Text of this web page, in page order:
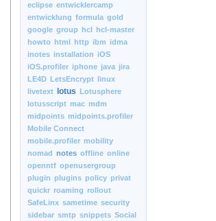
eclipse entwicklercamp
entwicklung formula gold
google group hcl hcl-master
howto html http ibm idma
inotes installation iOS
iOS.profiler iphone java jira
LE4D LetsEncrypt linux
livetext
lotus Lotusphere
lotusscript mac mdm
midpoints midpoints.profiler
Mobile Connect
mobile.profiler mobility
nomad notes offline online
openntf openusergroup
plugin plugins policy privat
quickr roaming rollout
SafeLinx sametime security
sidebar smtp snippets Social